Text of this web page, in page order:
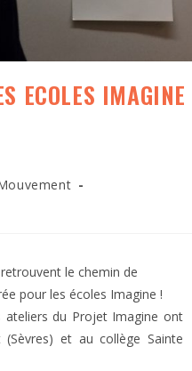
ECOLES IMAGINE
le chemin de
pour les écoles Imagine !
du Projet Imagine ont
(Sèvres) et au collège Sainte